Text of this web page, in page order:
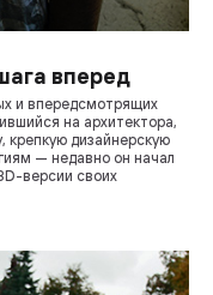
вперед
и впередсмотрящих
на архитектора,
крепкую дизайнерскую
— недавно он начал
версии своих